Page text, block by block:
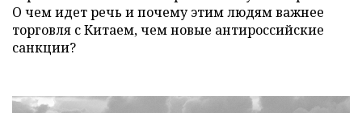
О чем идет речь и почему этим людям важнее
торговля с Китаем, чем новые антироссийские
санкции?